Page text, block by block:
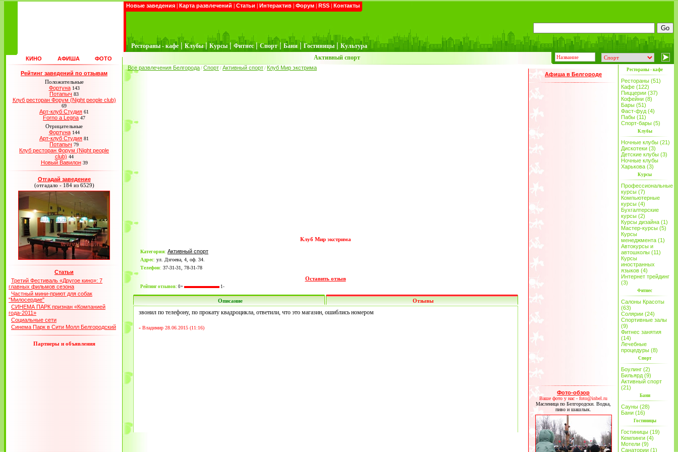
Новые заведения | Карта развлечений | Статьи | Интерактив | Форум | RSS | Контакты
Рестораны - кафе | Клубы | Курсы | Фитнес | Спорт | Бани | Гостиницы | Культура
КИНО АФИША ФОТО Активный спорт
Рейтинг заведений по отзывам
Положительные
Фортуна 143
Потапыч 83
Клуб ресторан Форум (Night people club)
69
Арт-клуб Студия 61
Forno a Legna 47
Отрицательные
Фортуна 144
Арт-клуб Студия 81
Потапыч 79
Клуб ресторан Форум (Night people
club) 44
Новый Вавилон 39
Отгадай заведение
(отгадало - 184 из 6529)
Статьи
Третий Фестиваль «Другое кино»: 7
главных фильмов сезона
Частный мини-приют для собак
"Милосердие"
СИНЕМА ПАРК признан «Компанией
года-2011»
Социальные сети
Синема Парк в Сити Молл Белгородский
Партнеры и объявления
Все развлечения Белгорода / Спорт / Активный спорт / Клуб Мир экстрима
Клуб Мир экстрима
Категория: Активный спорт
Адрес: ул. Дзгоева, 4, оф. 34.
Телефон: 37-31-31, 78-31-78
Оставить отзыв
Рейтинг отзывов: 0+ 1-
Описание Отзывы
звонил по телефону, по прокату квадроцикла, ответили, что это магазин, ошиблись номером
-Владимир 28.06.2015 (11:16)
Афиша в Белгороде
Фото-обзор
Ваше фото у нас - foto@inbel.ru
Масленица по Белгородски. Водка,
пиво и шашлык.
Рестораны - кафе
Рестораны (51)
Кафе (122)
Пиццерии (37)
Кофейни (8)
Бары (51)
Фаст-фуд (4)
Пабы (11)
Спорт-бары (5)
Клубы
Ночные клубы (21)
Дискотеки (3)
Детские клубы (3)
Ночные клубы
Харькова (3)
Курсы
Профессиональные
курсы (7)
Компьютерные
курсы (4)
Бухгалтерские
курсы (2)
Курсы дизайна (1)
Мастер-курсы (5)
Курсы
менеджмента (1)
Автокурсы и
автошколы (11)
Курсы
иностранных
языков (4)
Интернет трейдинг
(3)
Фитнес
Салоны Красоты
(63)
Солярии (24)
Спортивные залы
(9)
Фитнес занятия
(14)
Лечебные
процедуры (8)
Спорт
Боулинг (2)
Бильярд (9)
Активный спорт
(21)
Бани
Сауны (28)
Бани (16)
Гостиницы
Гостиницы (19)
Кемпинги (4)
Мотели (9)
Санатории (1)